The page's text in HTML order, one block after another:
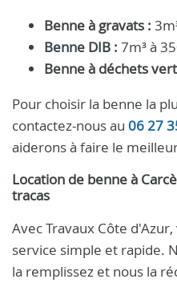
Benne à gravats :
Benne DIB : 7m³ à
Benne à déchets
Pour choisir la benne la
contactez-nous au 06 27
aiderons à faire le
Location de benne à
tracas
Avec Travaux Côte
service simple et rapide.
la remplissez et nous la